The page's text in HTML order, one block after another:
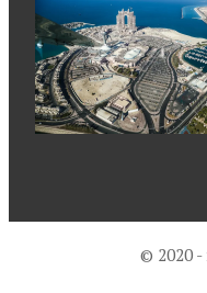
© 2020